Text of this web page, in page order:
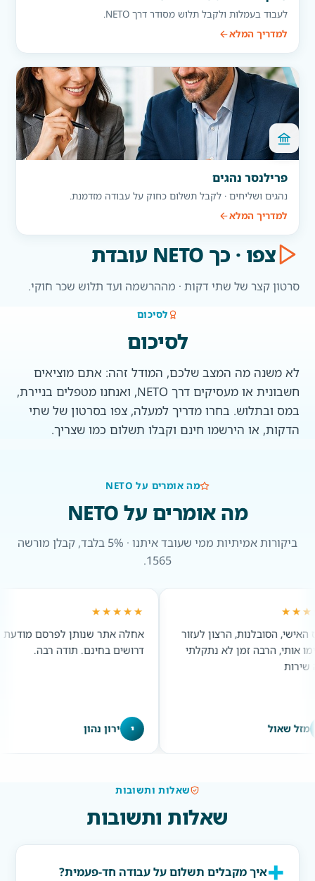
לעבוד בעמלות ולקבל תלוש מסודר דרך NETO.
למדריך המלא
פרילנסר נהגים
נהגים ושליחים · לקבל תשלום כחוק על עבודה מזדמנת.
למדריך המלא
צפו · כך NETO עובדת
סרטון קצר של שתי דקות · מההרשמה ועד תלוש שכר חוקי.
לסיכום
לסיכום
לא משנה מה המצב שלכם, המודל זהה: אתם מוציאים
חשבונית או מעסיקים דרך NETO, ואנחנו מטפלים בניירת,
במס ובתלוש. בחרו מדריך למעלה, צפו בסרטון של שתי
הדקות, או הירשמו חינם וקבלו תשלום כמו שצריך.
מה אומרים על NETO
מה אומרים על NETO
ביקורות אמיתיות ממי שעובד איתנו · 5% בלבד, קבלן מורשה
1565.
הרצון לעזור
לא נתקלתי
אחלה אתר שנותן לפרסם מודעת
דרושים בחינם. תודה רבה.
יזהר
שאלות ותשובות
שאלות ותשובות
איך מקבלים תשלום על עבודה חד-פעמית?